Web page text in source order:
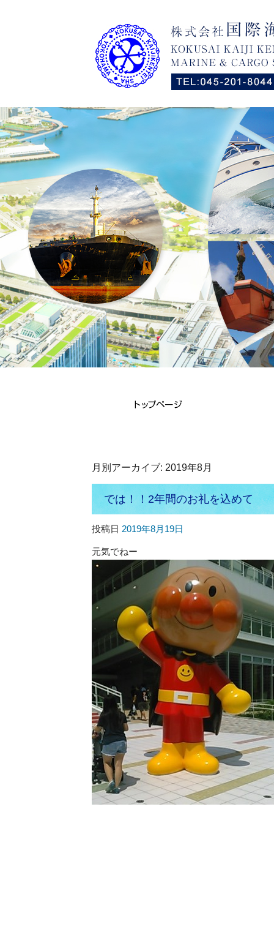
月別アーカイブ: 2019年8月
では！！2年間のお礼を込めて
投稿日 2019年8月19日
元気でねー